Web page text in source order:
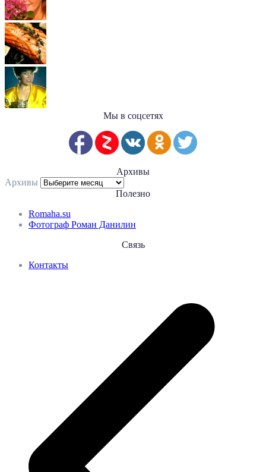
Мы в соцсетях
Архивы
Архивы
Полезно
Romaha.su
Фотограф Роман Данилин
Связь
Контакты